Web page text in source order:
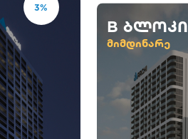
3%
B ბლოკი
მიმდინარე